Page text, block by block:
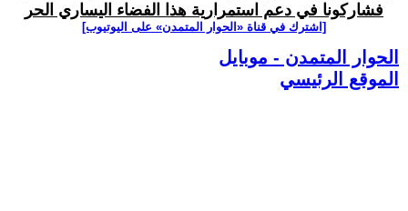
فشاركونا في دعم استمرارية هذا الفضاء اليساري الحر
[اشترك في قناة ‫«الحوار المتمدن» على اليوتيوب]
الحوار المتمدن - موبايل
الموقع الرئيسي